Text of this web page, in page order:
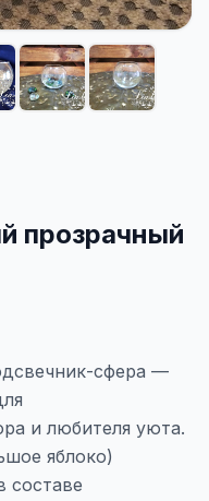
прозрачный
сфера —
и любителя уюта.
яблоко)
составе